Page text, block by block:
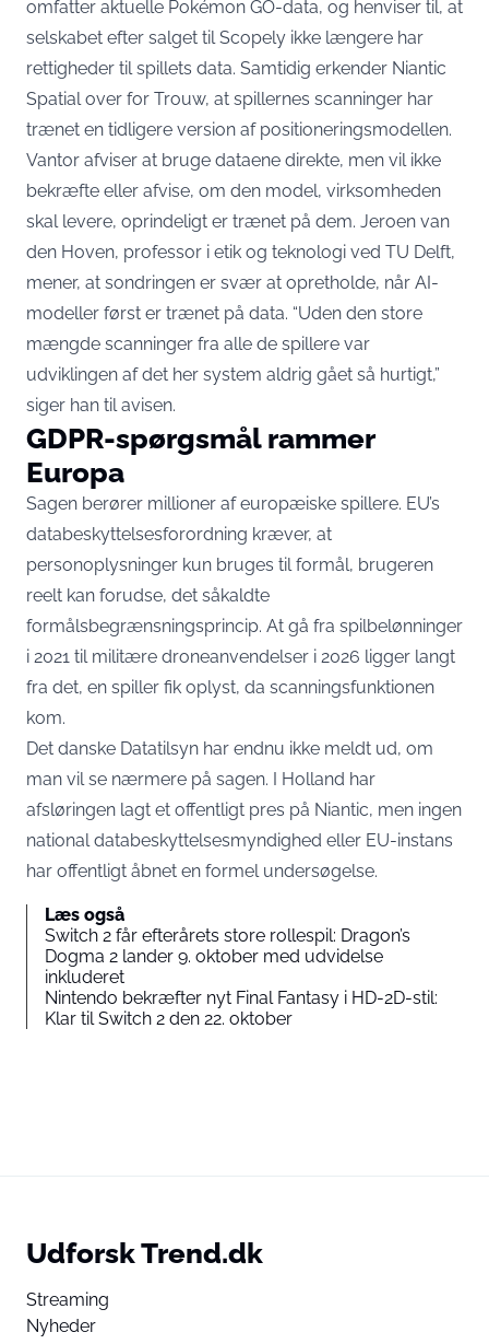
omfatter aktuelle Pokémon GO-data, og henviser til, at
selskabet efter salget til Scopely ikke længere har
rettigheder til spillets data. Samtidig erkender Niantic
Spatial over for Trouw, at spillernes scanninger har
trænet en tidligere version af positioneringsmodellen.
Vantor afviser at bruge dataene direkte, men vil ikke
bekræfte eller afvise, om den model, virksomheden
skal levere, oprindeligt er trænet på dem. Jeroen van
den Hoven, professor i etik og teknologi ved TU Delft,
mener, at sondringen er svær at opretholde, når AI-
modeller først er trænet på data. “Uden den store
mængde scanninger fra alle de spillere var
udviklingen af det her system aldrig gået så hurtigt,”
siger han til avisen.
GDPR-spørgsmål rammer
Europa
Sagen berører millioner af europæiske spillere. EU’s
databeskyttelsesforordning kræver, at
personoplysninger kun bruges til formål, brugeren
reelt kan forudse, det såkaldte
formålsbegrænsningsprincip. At gå fra spilbelønninger
i 2021 til militære droneanvendelser i 2026 ligger langt
fra det, en spiller fik oplyst, da scanningsfunktionen
kom.
Det danske Datatilsyn har endnu ikke meldt ud, om
man vil se nærmere på sagen. I Holland har
afsløringen lagt et offentligt pres på Niantic, men ingen
national databeskyttelsesmyndighed eller EU-instans
har offentligt åbnet en formel undersøgelse.
Læs også
Switch 2 får efterårets store rollespil: Dragon’s
Dogma 2 lander 9. oktober med udvidelse
inkluderet
Nintendo bekræfter nyt Final Fantasy i HD-2D-stil:
Klar til Switch 2 den 22. oktober
Udforsk Trend.dk
Streaming
Nyheder